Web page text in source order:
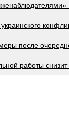
после
работы